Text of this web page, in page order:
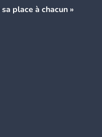
sa place à chacun »